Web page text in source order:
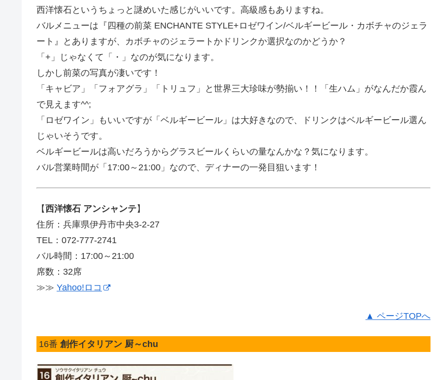
西洋懐石というちょっと謎めいた感じがいいです。高級感もありますね。
バルメニューは『四種の前菜 ENCHANTE STYLE+ロゼワイン/ベルギービール・カボチャのジェラ
ート』とありますが、カボチャのジェラートかドリンクか選択なのかどうか？
「+」じゃなくて「・」なのが気になります。
しかし前菜の写真が凄いです！
「キャビア」「フォアグラ」「トリュフ」と世界三大珍味が勢揃い！！「生ハム」がなんだか霞ん
で見えます^^;
「ロゼワイン」もいいですが「ベルギービール」は大好きなので、ドリンクはベルギービール選ん
じゃいそうです。
ベルギービールは高いだろうからグラスビールくらいの量なんかな？気になります。
バル営業時間が「17:00～21:00」なので、ディナーの一発目狙います！
【西洋懐石 アンシャンテ】
住所：兵庫県伊丹市中央3-2-27
TEL：072-777-2741
バル時間：17:00～21:00
席数：32席
≫≫ Yahoo!ロコ
▲ ページTOPへ
16番 創作イタリアン 厨～chu